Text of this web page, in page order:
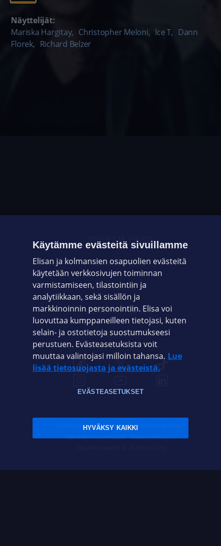
Näyttelijät:
Mariska Hargitay, Christopher Meloni, Ice T, Dann
Florek, Richard Belzer
OHJEET JA VINKIT
OMAYHTEISÖ
VIANSELVITYS
ASIAKASPALVELU
ELISA.FI
Sopimusehdot Tietosuoja Evästeasetukset
Sääntelyviranomaiset Saavutettavuus
Käytämme evästeitä sivuillamme
Elisan ja kolmansien osapuolien evästeitä
käytetään verkkosivujen toiminnan
varmistamiseen, tilastointiin ja
analytiikkaan, sekä sisällön ja
markkinoinnin personointiin. Elisa voi
luovuttaa kumppaneilleen tietojasi, kuten
selain- ja ostotietoja suostumukseesi
perustuen. Evästeasetuksista voit
muuttaa valintojasi milloin tahansa. Lue
lisää tietosuojasta ja evästeistä.
EVÄSTEASETUKSET
HYVÄKSY KAIKKI